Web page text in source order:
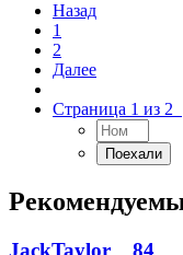
Назад
1
2
Далее
Страница 1 из 2
JackTaylor 84